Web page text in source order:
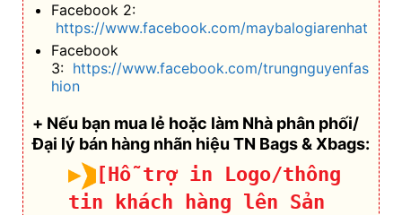
Facebook 2:
https://www.facebook.com/maybalogiarenhat
Facebook
3: https://www.facebook.com/trungnguyenfas
hion
+ Nếu bạn mua lẻ hoặc làm Nhà phân phối/
Đại lý bán hàng nhãn hiệu TN Bags & Xbags:
[Hỗ trợ in Logo/thông
tin khách hàng lên Sản